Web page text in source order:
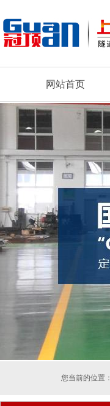
网站首页
您当前的位置：